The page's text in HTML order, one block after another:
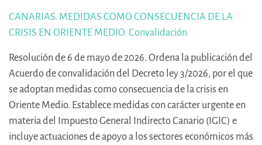
CANARIAS. MEDIDAS COMO CONSECUENCIA DE LA
CRISIS EN ORIENTE MEDIO. Convalidación
Resolución de 6 de mayo de 2026. Ordena la publicación del
Acuerdo de convalidación del Decreto ley 3/2026, por el que
se adoptan medidas como consecuencia de la crisis en
Oriente Medio. Establece medidas con carácter urgente en
materia del Impuesto General Indirecto Canario (IGIC) e
incluye actuaciones de apoyo a los sectores económicos más